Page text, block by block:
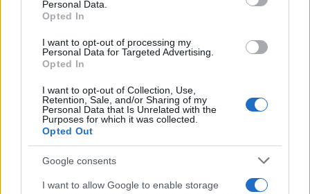
Personal Data.
Opted In
I want to opt-out of processing my
Personal Data for Targeted Advertising.
Opted In
I want to opt-out of Collection, Use,
Retention, Sale, and/or Sharing of my
Personal Data that Is Unrelated with the
Purposes for which it was collected.
Opted Out
Google consents
I want to allow Google to enable storage
07.08.2026